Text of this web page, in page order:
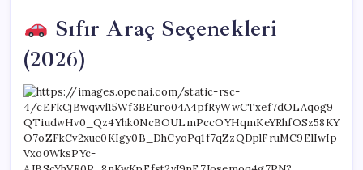
Sıfır Araç Seçenekleri
(2026)